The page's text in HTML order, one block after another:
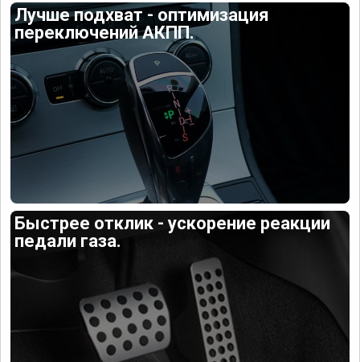
Лучше подхват - оптимизация
переключений АКПП.
Быстрее отклик - ускорение реакции
педали газа.